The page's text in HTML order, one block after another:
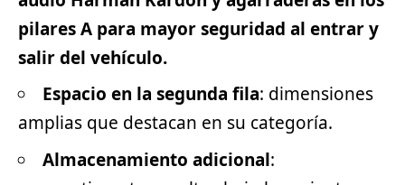
pilares A para mayor seguridad al entrar y
salir del vehículo.
Espacio en la segunda fila: dimensiones
amplias que destacan en su categoría.
Almacenamiento adicional: